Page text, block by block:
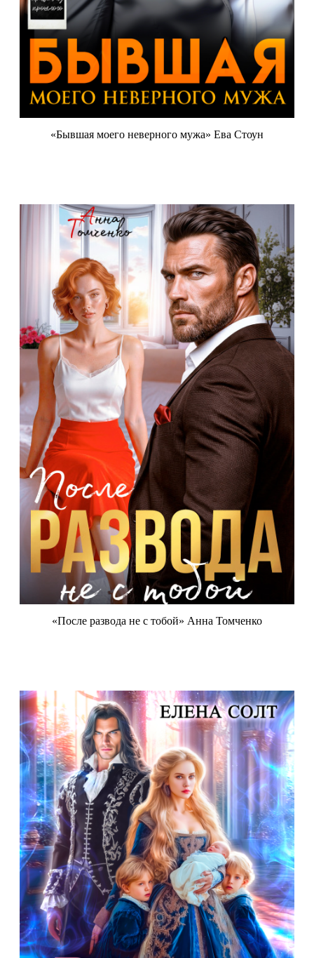
«Бывшая моего неверного мужа» Ева Стоун
«После развода не с тобой» Анна Томченко